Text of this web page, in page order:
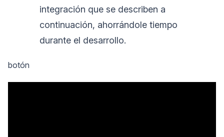
integración que se describen a
continuación, ahorrándole tiempo
durante el desarrollo.
botón